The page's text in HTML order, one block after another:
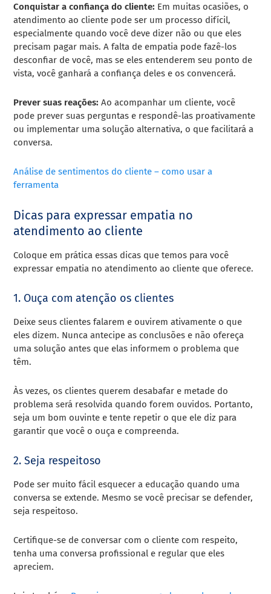
Conquistar a confiança do cliente: Em muitas ocasiões, o
atendimento ao cliente pode ser um processo difícil,
especialmente quando você deve dizer não ou que eles
precisam pagar mais. A falta de empatia pode fazê-los
desconfiar de você, mas se eles entenderem seu ponto de
vista, você ganhará a confiança deles e os convencerá.
Prever suas reações:Ao acompanhar um cliente, você
pode prever suas perguntas e respondê-las proativamente
ou implementar uma solução alternativa, o que facilitará a
conversa.
Análise de sentimentos do cliente – como usar a
ferramenta
Dicas para expressar empatia no
atendimento ao cliente
Coloque em prática essas dicas que temos para você
expressar empatia no atendimento ao cliente que oferece.
1. Ouça com atenção os clientes
Deixe seus clientes falarem e ouvirem ativamente o que
eles dizem. Nunca antecipe as conclusões e não ofereça
uma solução antes que elas informem o problema que
têm.
Às vezes, os clientes querem desabafar e metade do
problema será resolvida quando forem ouvidos. Portanto,
seja um bom ouvinte e tente repetir o que ele diz para
garantir que você o ouça e compreenda.
2. Seja respeitoso
Pode ser muito fácil esquecer a educação quando uma
conversa se extende. Mesmo se você precisar se defender,
seja respeitoso.
Certifique-se de conversar com o cliente com respeito,
tenha uma conversa profissional e regular que eles
apreciem.